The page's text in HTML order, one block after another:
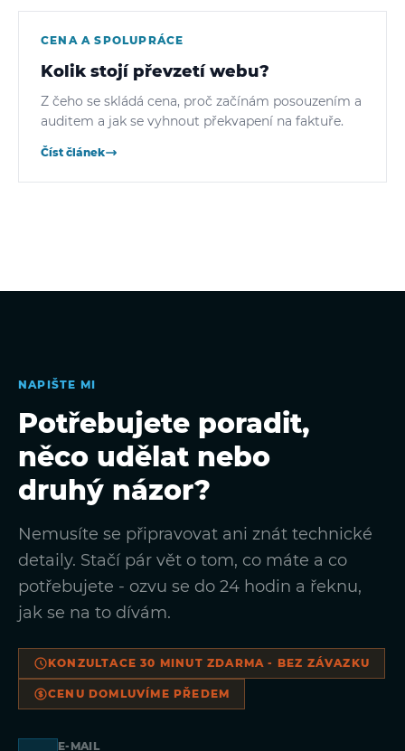
CENA A SPOLUPRÁCE
Kolik stojí převzetí webu?
Z čeho se skládá cena, proč začínám posouzením a
auditem a jak se vyhnout překvapení na faktuře.
Číst článek
NAPIŠTE MI
Potřebujete poradit,
něco udělat nebo
druhý názor?
Nemusíte se připravovat ani znát technické
detaily. Stačí pár vět o tom, co máte a co
potřebujete - ozvu se do 24 hodin a řeknu,
jak se na to dívám.
KONZULTACE 30 MINUT ZDARMA - BEZ ZÁVAZKU
CENU DOMLUVÍME PŘEDEM
E-MAIL